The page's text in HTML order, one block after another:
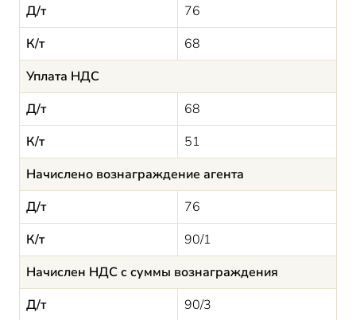
Д/т
76
К/т
68
Уплата НДС
Д/т
68
К/т
51
Начислено вознаграждение агента
Д/т
76
К/т
90/1
Начислен НДС с суммы вознаграждения
Д/т
90/3